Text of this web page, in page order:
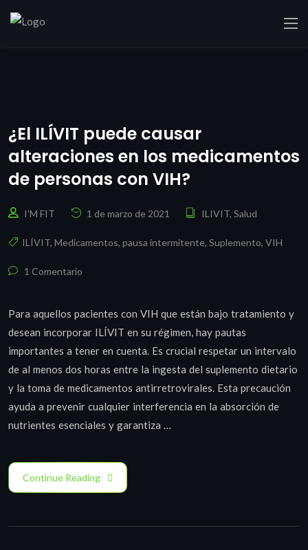
¿El ILÍVIT puede causar
alteraciones en los medicamentos
de personas con VIH?
I'M FIT 1 de marzo de 2021 ILIVIT, Salud
ILÍVIT, Medicamentos, pausa intermitente, Suplemento, VIH
1 Comentario
Para aquellos pacientes con VIH que están bajo tratamiento y
desean incorporar ILÍVIT en su régimen, hay pautas
importantes a tener en cuenta. Es crucial respetar un intervalo
de al menos dos horas entre la ingesta del suplemento dietario
y la toma de medicamentos antirretrovirales. Esta precaución
ayuda a prevenir cualquier interferencia en la absorción de
nutrientes esenciales y garantiza …
Continue Reading